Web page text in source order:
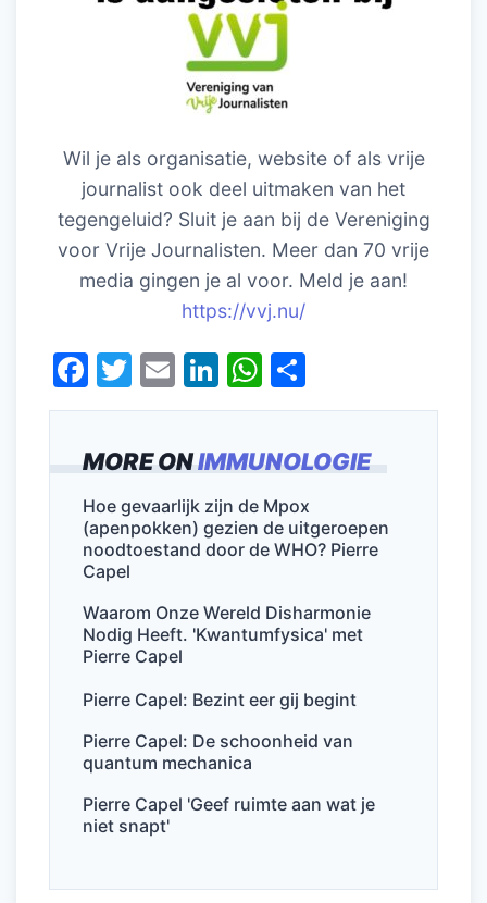
MORE ONIMMUNOLOGIE
Hoe gevaarlijk zijn de Mpox
(apenpokken) gezien de uitgeroepen
noodtoestand door de WHO? Pierre
Capel
Waarom Onze Wereld Disharmonie
Nodig Heeft. 'Kwantumfysica' met
Pierre Capel
Pierre Capel: Bezint eer gij begint
Pierre Capel: De schoonheid van
quantum mechanica
Pierre Capel 'Geef ruimte aan wat je
niet snapt'
Wil je als organisatie, website of als vrije
journalist ook deel uitmaken van het
tegengeluid? Sluit je aan bij de Vereniging
voor Vrije Journalisten. Meer dan 70 vrije
media gingen je al voor. Meld je aan!
https://vvj.nu/
F
a
e
b
o
o
k
T
w
er
E
m
l
Li
n
e
dI
n
W
h
s
A
p
el
n